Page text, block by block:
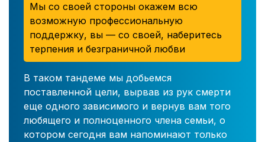
Мы со своей стороны окажем всю
возможную профессиональную
поддержку, вы — со своей, наберитесь
терпения и безграничной любви
В таком тандеме мы добьемся
поставленной цели, вырвав из рук смерти
еще одного зависимого и вернув вам того
любящего и полноценного члена семьи, о
котором сегодня вам напоминают только